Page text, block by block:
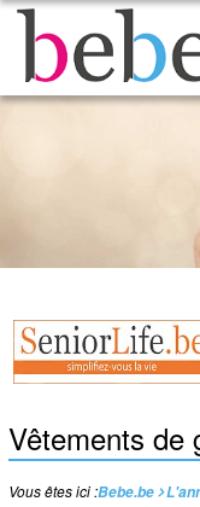
Vêtements de
Vous êtes ici :Bebe.be